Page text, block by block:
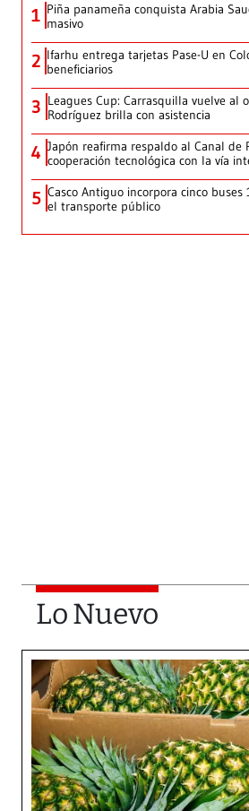
1 Piña panameña conquista Arabia
masivo
2 Ifarhu entrega tarjetas Pase-U en
beneficiarios
3 Leagues Cup: Carrasquilla vuelve al
Rodríguez brilla con asistencia
4 Japón reafirma respaldo al Canal de
cooperación tecnológica con la vía
5 Casco Antiguo incorpora cinco buses
el transporte público
Lo Nuevo